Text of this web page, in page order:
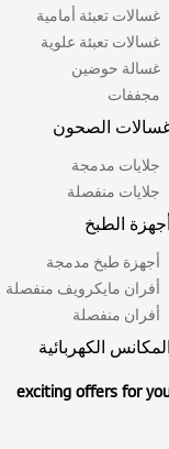
غسالات تعبئة أمامية
غسالات تعبئة علوية
غسالة حوضين
مجففات
الصحون
جلايات مدمجة
جلايات منفصلة
أجهزة الطبخ
أجهزة طبخ مدمجة
أفران مايكرويف منفصلة
أفران منفصلة
المكانس الكهربائية
exciting offers for